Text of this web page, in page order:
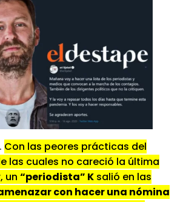
Con las peores prácticas del
las cuales no careció la última
un “periodista” K salió en las
con hacer una nómina